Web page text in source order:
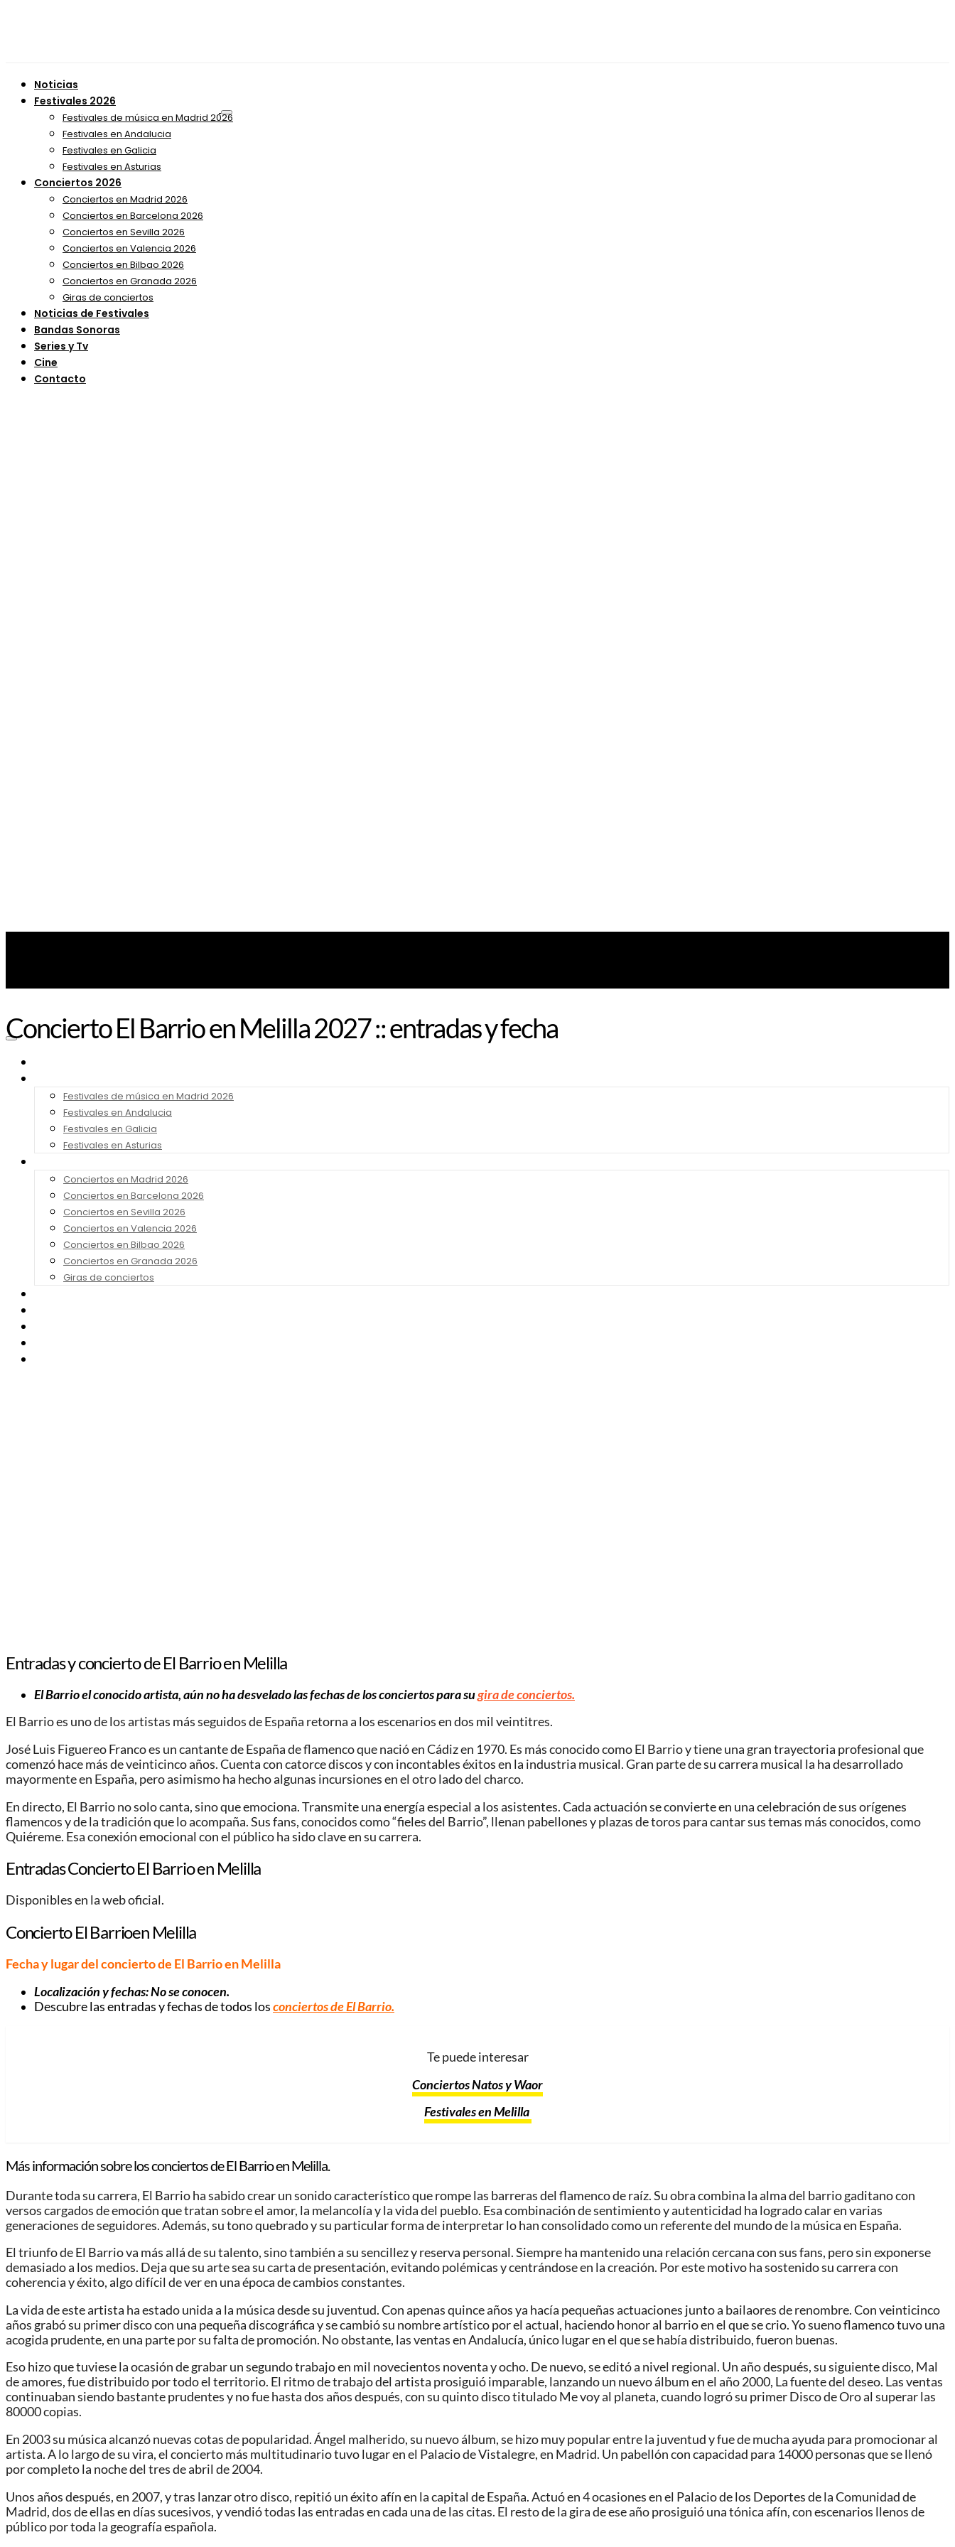
Noticias
Festivales 2026
Festivales de música en Madrid 2026
Festivales en Andalucia
Festivales en Galicia
Festivales en Asturias
Conciertos 2026
Conciertos en Madrid 2026
Conciertos en Barcelona 2026
Conciertos en Sevilla 2026
Conciertos en Valencia 2026
Conciertos en Bilbao 2026
Conciertos en Granada 2026
Giras de conciertos
Noticias de Festivales
Bandas Sonoras
Series y Tv
Cine
Contacto
Festivales de música en Madrid 2026
Festivales en Andalucia
Festivales en Galicia
Festivales en Asturias
Conciertos en Madrid 2026
Conciertos en Barcelona 2026
Conciertos en Sevilla 2026
Conciertos en Valencia 2026
Conciertos en Bilbao 2026
Conciertos en Granada 2026
Giras de conciertos
Concierto El Barrio en Melilla 2027 :: entradas y fecha
Entradas y concierto de El Barrio en Melilla
El Barrio el conocido artista, aún no ha desvelado las fechas de los conciertos para sugira de conciertos.
El Barrio es uno de los artistas más seguidos de España retorna a los escenarios en dos mil veintitres.
José Luis Figuereo Franco es un cantante de España de flamenco que nació en Cádiz en 1970. Es más conocido como El Barrio y tiene una gran trayectoria profesional que
comenzó hace más de veinticinco años. Cuenta con catorce discos y con incontables éxitos en la industria musical. Gran parte de su carrera musical la ha desarrollado
mayormente en España, pero asimismo ha hecho algunas incursiones en el otro lado del charco.
En directo, El Barrio no solo canta, sino que emociona. Transmite una energía especial a los asistentes. Cada actuación se convierte en una celebración de sus orígenes
flamencos y de la tradición que lo acompaña. Sus fans, conocidos como “fieles del Barrio”, llenan pabellones y plazas de toros para cantar sus temas más conocidos, como
Quiéreme. Esa conexión emocional con el público ha sido clave en su carrera.
Entradas Concierto El Barrio en Melilla
Disponibles en la web oficial.
Concierto El Barrioen Melilla
Fecha y lugar del concierto de El Barrio en Melilla
Localización y fechas: No se conocen.
Descubre las entradas y fechas de todos losconciertos de El Barrio.
Te puede interesar
Conciertos Natos y Waor
Festivales en Melilla
Más información sobre los conciertos de El Barrio en Melilla.
Durante toda su carrera, El Barrio ha sabido crear un sonido característico que rompe las barreras del flamenco de raíz. Su obra combina la alma del barrio gaditano con
versos cargados de emoción que tratan sobre el amor, la melancolía y la vida del pueblo. Esa combinación de sentimiento y autenticidad ha logrado calar en varias
generaciones de seguidores. Además, su tono quebrado y su particular forma de interpretar lo han consolidado como un referente del mundo de la música en España.
El triunfo de El Barrio va más allá de su talento, sino también a su sencillez y reserva personal. Siempre ha mantenido una relación cercana con sus fans, pero sin exponerse
demasiado a los medios. Deja que su arte sea su carta de presentación, evitando polémicas y centrándose en la creación. Por este motivo ha sostenido su carrera con
coherencia y éxito, algo difícil de ver en una época de cambios constantes.
La vida de este artista ha estado unida a la música desde su juventud. Con apenas quince años ya hacía pequeñas actuaciones junto a bailaores de renombre. Con veinticinco
años grabó su primer disco con una pequeña discográfica y se cambió su nombre artístico por el actual, haciendo honor al barrio en el que se crio. Yo sueno flamenco tuvo una
acogida prudente, en una parte por su falta de promoción. No obstante, las ventas en Andalucía, único lugar en el que se había distribuido, fueron buenas.
Eso hizo que tuviese la ocasión de grabar un segundo trabajo en mil novecientos noventa y ocho. De nuevo, se editó a nivel regional. Un año después, su siguiente disco, Mal
de amores, fue distribuido por todo el territorio. El ritmo de trabajo del artista prosiguió imparable, lanzando un nuevo álbum en el año 2000, La fuente del deseo. Las ventas
continuaban siendo bastante prudentes y no fue hasta dos años después, con su quinto disco titulado Me voy al planeta, cuando logró su primer Disco de Oro al superar las
80000 copias.
En 2003 su música alcanzó nuevas cotas de popularidad. Ángel malherido, su nuevo álbum, se hizo muy popular entre la juventud y fue de mucha ayuda para promocionar al
artista. A lo largo de su vira, el concierto más multitudinario tuvo lugar en el Palacio de Vistalegre, en Madrid. Un pabellón con capacidad para 14000 personas que se llenó
por completo la noche del tres de abril de 2004.
Unos años después, en 2007, y tras lanzar otro disco, repitió un éxito afín en la capital de España. Actuó en 4 ocasiones en el Palacio de los Deportes de la Comunidad de
Madrid, dos de ellas en días sucesivos, y vendió todas las entradas en cada una de las citas. El resto de la gira de ese año prosiguió una tónica afín, con escenarios llenos de
público por toda la geografía española.